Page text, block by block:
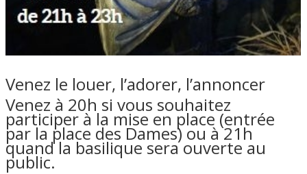
Venez le louer, l’adorer, l’annoncer
Venez à 20h si vous souhaitez
participer à la mise en place (entrée
par la place des Dames) ou à 21h
quand la basilique sera ouverte au
public.